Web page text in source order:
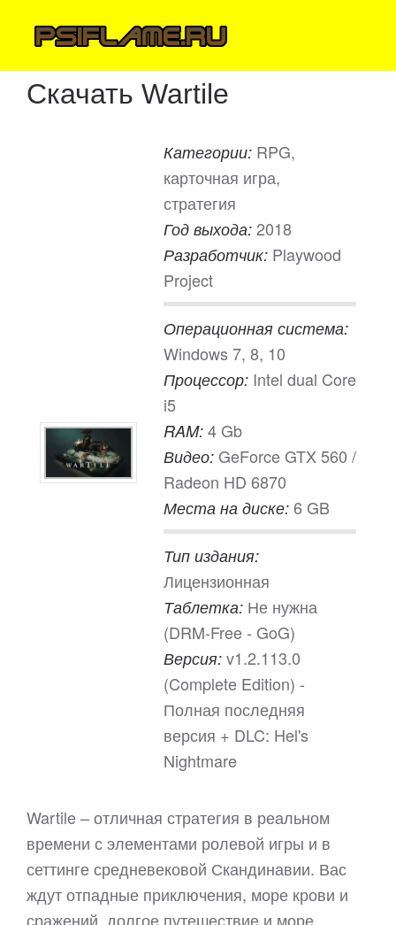
Скачать Wartile
Категории: RPG,
карточная игра,
стратегия
Год выхода: 2018
Разработчик: Playwood
Project
Операционная система:
Windows 7, 8, 10
Процессор: Intel dual Core
i5
RAM: 4 Gb
Видео: GeForce GTX 560 /
Radeon HD 6870
Места на диске: 6 GB
Тип издания:
Лицензионная
Таблетка: Не нужна
(DRM-Free - GoG)
Версия: v1.2.113.0
(Complete Edition) -
Полная последняя
версия + DLC: Hel's
Nightmare
Wartile – отличная стратегия в реальном
времени с элементами ролевой игры и в
сеттинге средневековой Скандинавии. Вас
ждут отпадные приключения, море крови и
сражений, долгое путешествие и море